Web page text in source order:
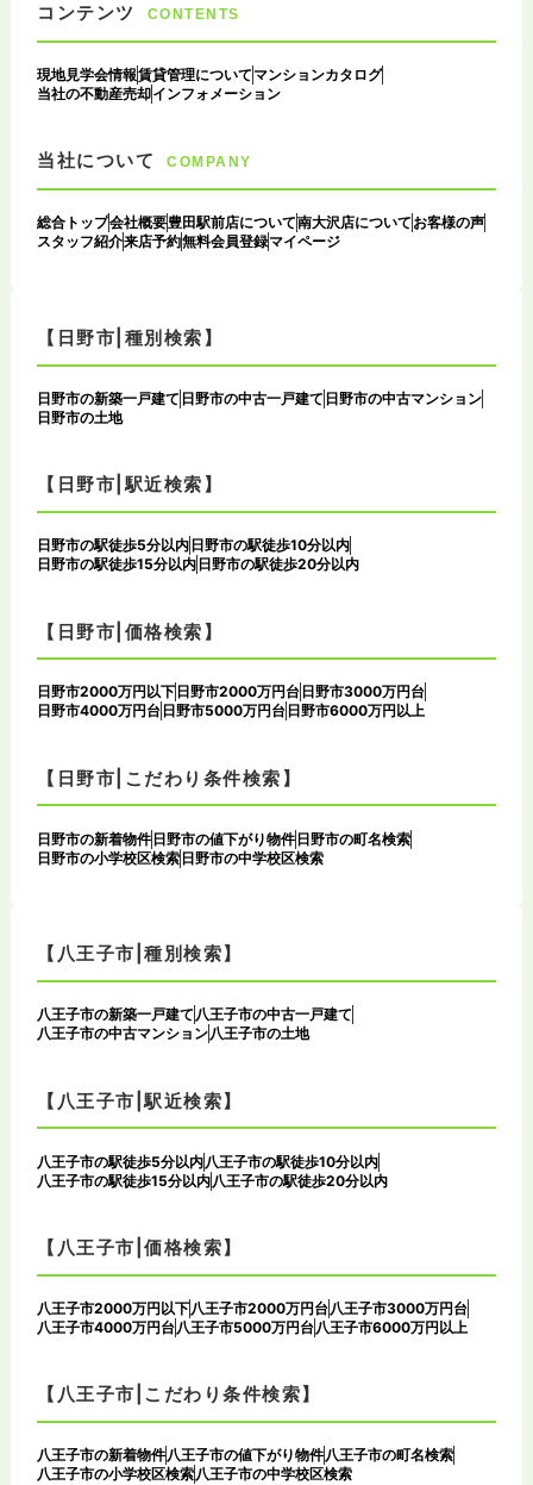
コンテンツ CONTENTS
現地見学会情報賃貸管理について マンションカタログ
当社の不動産売却インフォメーション
当社について COMPANY
総合トップ会社概要豊田駅前店について南大沢店について お客様の声
スタッフ紹介来店予約無料会員登録マイページ
【日野市|種別検索】
日野市の新築一戸建て 日野市の中古一戸建て 日野市の中古マンション
日野市の土地
【日野市|駅近検索】
日野市の駅徒歩5分以内 日野市の駅徒歩10分以内
日野市の駅徒歩15分以内 日野市の駅徒歩20分以内
【日野市|価格検索】
日野市2000万円以下 日野市2000万円台 日野市3000万円台
日野市4000万円台 日野市5000万円台 日野市6000万円以上
【日野市|こだわり条件検索】
日野市の新着物件日野市の値下がり物件日野市の町名検索
日野市の小学校区検索日野市の中学校区検索
【八王子市|種別検索】
八王子市の新築一戸建て 八王子市の中古一戸建て
八王子市の中古マンション八王子市の土地
【八王子市|駅近検索】
八王子市の駅徒歩5分以内 八王子市の駅徒歩10分以内
八王子市の駅徒歩15分以内 八王子市の駅徒歩20分以内
【八王子市|価格検索】
八王子市2000万円以下 八王子市2000万円台 八王子市3000万円台
八王子市4000万円台 八王子市5000万円台 八王子市6000万円以上
【八王子市|こだわり条件検索】
八王子市の新着物件八王子市の値下がり物件八王子市の町名検索
八王子市の小学校区検索八王子市の中学校区検索